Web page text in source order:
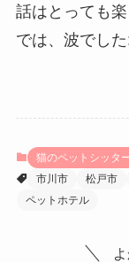
話はとっても
では、波でし
猫のペットシッタ
市川市
松戸市
ペットホテル